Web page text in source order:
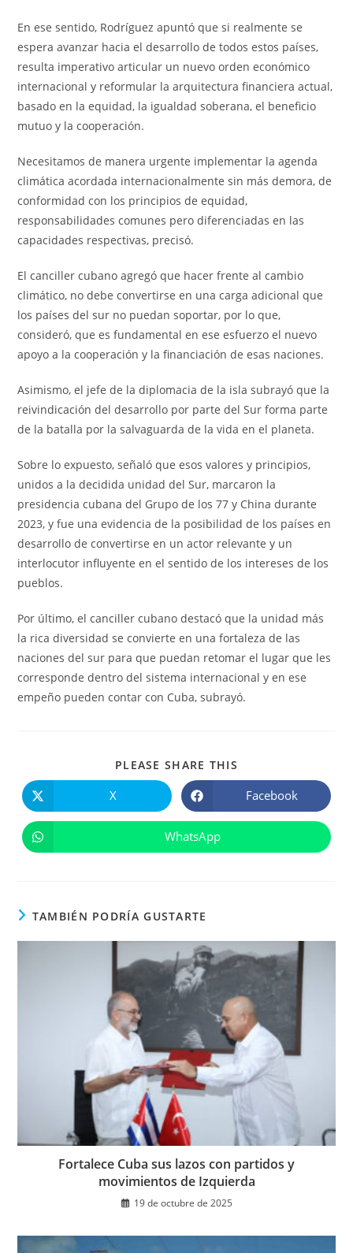
En ese sentido, Rodríguez apuntó que si realmente se
espera avanzar hacia el desarrollo de todos estos países,
resulta imperativo articular un nuevo orden económico
internacional y reformular la arquitectura financiera actual,
basado en la equidad, la igualdad soberana, el beneficio
mutuo y la cooperación.
Necesitamos de manera urgente implementar la agenda
climática acordada internacionalmente sin más demora, de
conformidad con los principios de equidad,
responsabilidades comunes pero diferenciadas en las
capacidades respectivas, precisó.
El canciller cubano agregó que hacer frente al cambio
climático, no debe convertirse en una carga adicional que
los países del sur no puedan soportar, por lo que,
consideró, que es fundamental en ese esfuerzo el nuevo
apoyo a la cooperación y la financiación de esas naciones.
Asimismo, el jefe de la diplomacia de la isla subrayó que la
reivindicación del desarrollo por parte del Sur forma parte
de la batalla por la salvaguarda de la vida en el planeta.
Sobre lo expuesto, señaló que esos valores y principios,
unidos a la decidida unidad del Sur, marcaron la
presidencia cubana del Grupo de los 77 y China durante
2023, y fue una evidencia de la posibilidad de los países en
desarrollo de convertirse en un actor relevante y un
interlocutor influyente en el sentido de los intereses de los
pueblos.
Por último, el canciller cubano destacó que la unidad más
la rica diversidad se convierte en una fortaleza de las
naciones del sur para que puedan retomar el lugar que les
corresponde dentro del sistema internacional y en ese
empeño pueden contar con Cuba, subrayó.
PLEASE SHARE THIS
abre
en
ventana
X Se
abre
en
ventana
Facebook
Se
abre
WhatsApp
TAMBIÉN PODRÍA GUSTARTE
Fortalece Cuba sus lazos con partidos y
movimientos de Izquierda
19 de octubre de 2025